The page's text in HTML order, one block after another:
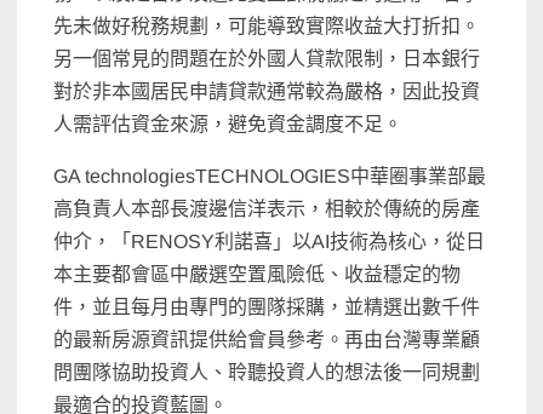
先未做好稅務規劃，可能導致實際收益大打折扣。
另一個常見的問題在於外國人貸款限制，日本銀行
對於非本國居民申請貸款通常較為嚴格，因此投資
人需評估資金來源，避免資金調度不足。
GA technologiesTECHNOLOGIES中華圈事業部最
高負責人本部長渡邊信洋表示，相較於傳統的房產
仲介，「RENOSY利諾喜」以AI技術為核心，從日
本主要都會區中嚴選空置風險低、收益穩定的物
件，並且每月由專門的團隊採購，並精選出數千件
的最新房源資訊提供給會員參考。再由台灣專業顧
問團隊協助投資人、聆聽投資人的想法後一同規劃
最適合的投資藍圖。